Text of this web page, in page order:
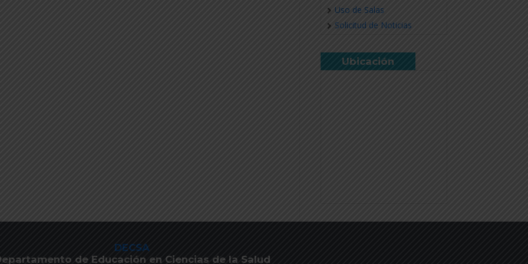
Uso de Salas
Solicitud de Noticias
Ubicación
DECSA
de Educación en Ciencias de la Salud